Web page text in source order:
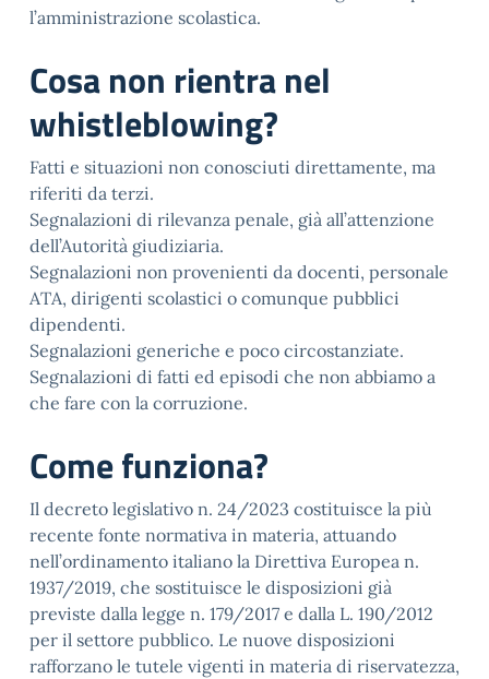
l’amministrazione scolastica.
Cosa non rientra nel
whistleblowing?
Fatti e situazioni non conosciuti direttamente, ma
riferiti da terzi.
Segnalazioni di rilevanza penale, già all’attenzione
dell’Autorità giudiziaria.
Segnalazioni non provenienti da docenti, personale
ATA, dirigenti scolastici o comunque pubblici
dipendenti.
Segnalazioni generiche e poco circostanziate.
Segnalazioni di fatti ed episodi che non abbiamo a
che fare con la corruzione.
Come funziona?
Il decreto legislativo n. 24/2023 costituisce la più
recente fonte normativa in materia, attuando
nell’ordinamento italiano la Direttiva Europea n.
1937/2019, che sostituisce le disposizioni già
previste dalla legge n. 179/2017 e dalla L. 190/2012
per il settore pubblico. Le nuove disposizioni
rafforzano le tutele vigenti in materia di riservatezza,